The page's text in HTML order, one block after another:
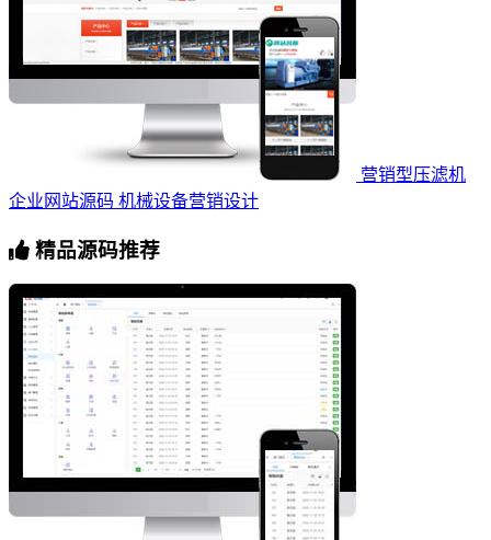
营销型压滤机
企业网站源码 机械设备营销设计
精品源码推荐